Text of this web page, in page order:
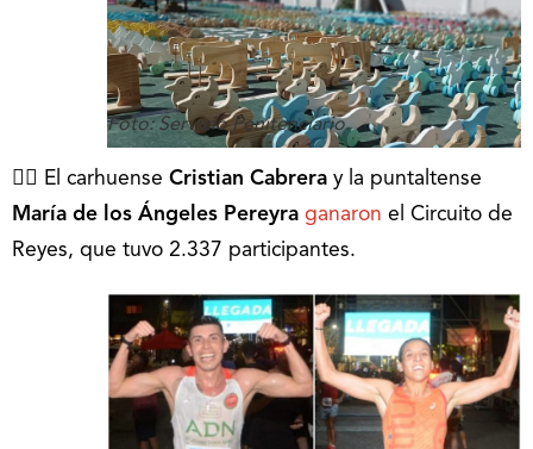
Foto: Servicio Penitenciario.
🏃‍♂ El carhuense Cristian Cabrera y la puntaltense
María de los Ángeles Pereyra ganaron el Circuito de
Reyes, que tuvo 2.337 participantes.